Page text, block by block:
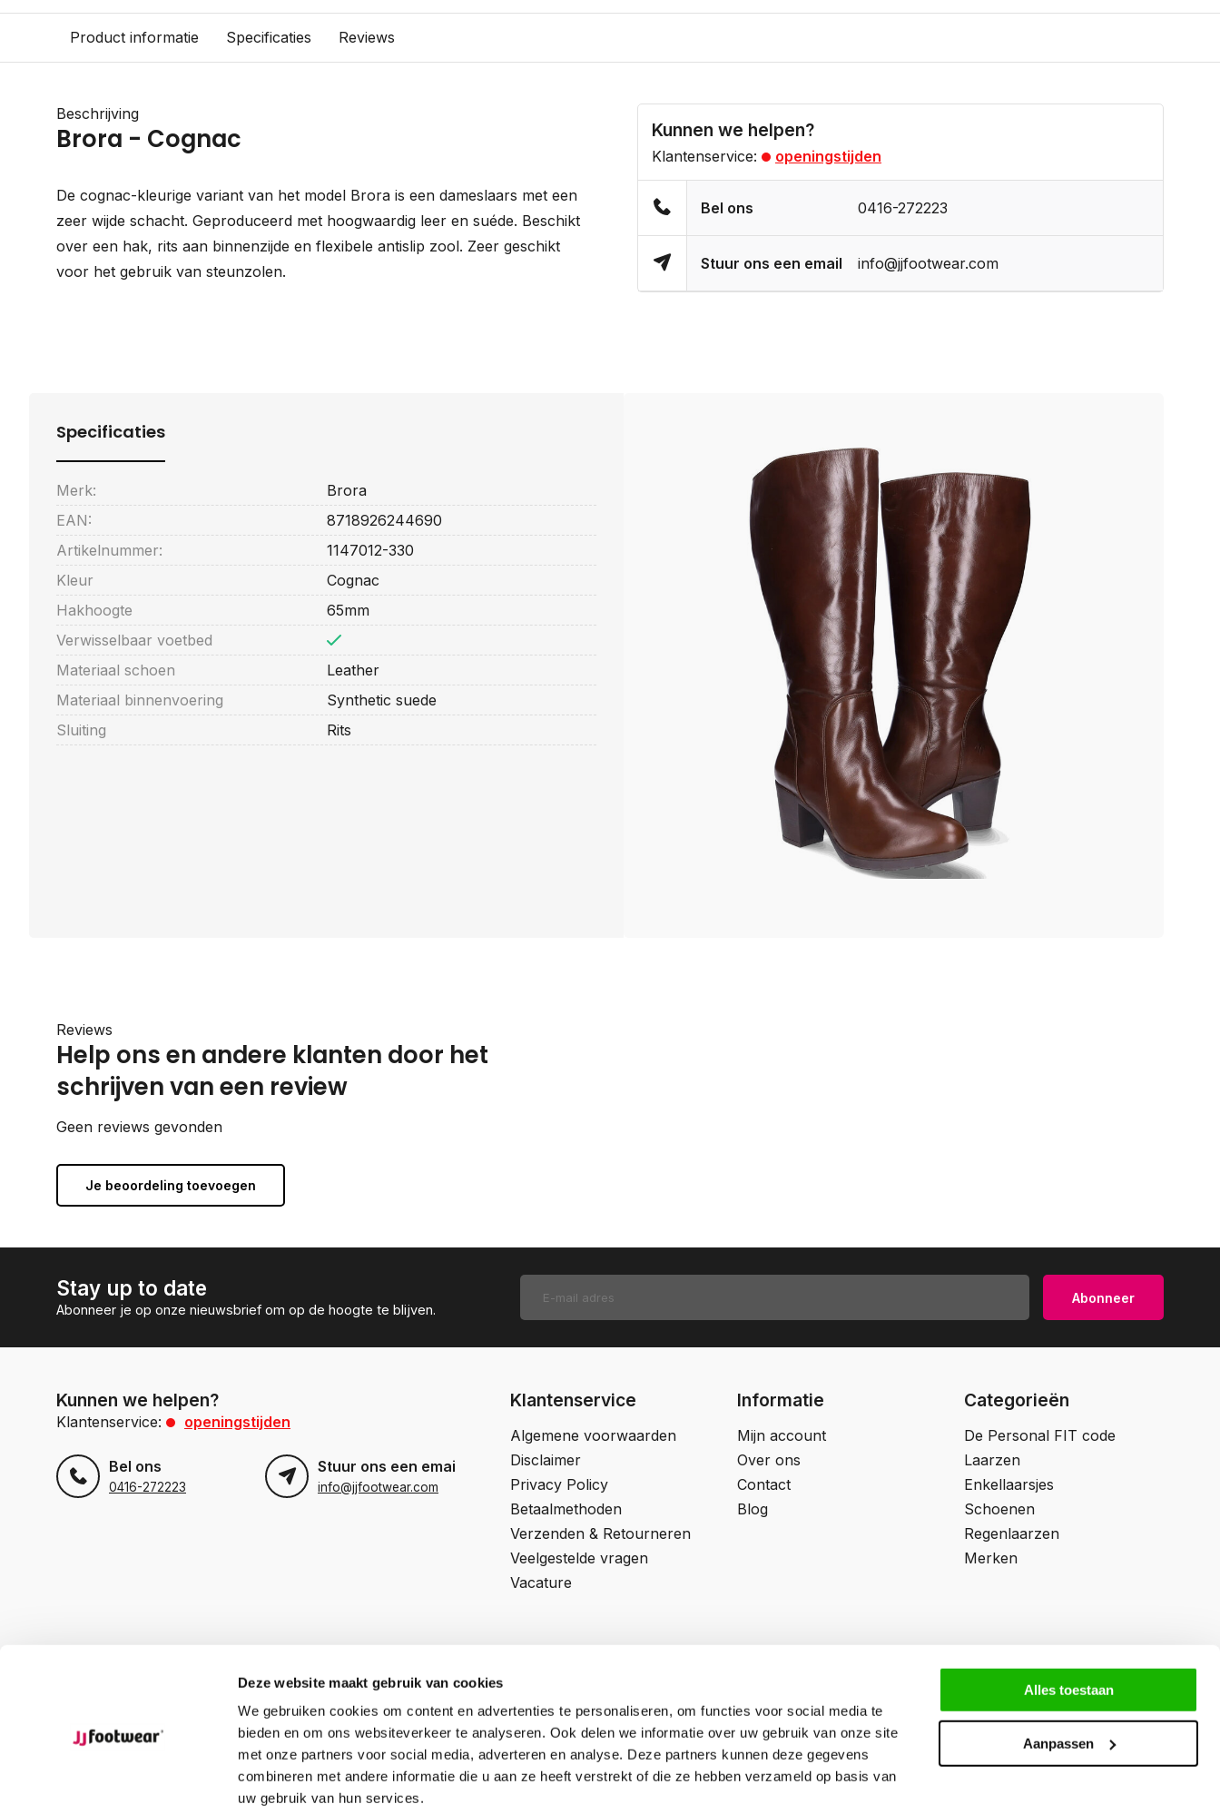
Deze website maakt gebruik van cookies
We gebruiken cookies om content en advertenties te personaliseren, om functies voor social media te
bieden en om ons websiteverkeer te analyseren. Ook delen we informatie over uw gebruik van onze site
met onze partners voor social media, adverteren en analyse. Deze partners kunnen deze gegevens
combineren met andere informatie die u aan ze heeft verstrekt of die ze hebben verzameld op basis van
uw gebruik van hun services.
Alles toestaan
Aanpassen
Product informatie Specificaties Reviews
Beschrijving
Brora - Cognac
De cognac-kleurige variant van het model Brora is een dameslaars met een
zeer wijde schacht. Geproduceerd met hoogwaardig leer en suéde. Beschikt
over een hak, rits aan binnenzijde en flexibele antislip zool. Zeer geschikt
voor het gebruik van steunzolen.
Kunnen we helpen?
Klantenservice: openingstijden
Bel ons 0416-272223
Stuur ons een email info@jjfootwear.com
Specificaties
Merk:
Brora
EAN:
8718926244690
Artikelnummer:
1147012-330
Kleur
Cognac
Hakhoogte
65mm
Verwisselbaar voetbed
Materiaal schoen
Leather
Materiaal binnenvoering
Synthetic suede
Sluiting
Rits
Reviews
Help ons en andere klanten door het
schrijven van een review
Geen reviews gevonden
Je beoordeling toevoegen
Stay up to date
Abonneer je op onze nieuwsbrief om op de hoogte te blijven.
Abonneer
Kunnen we helpen?
Klantenservice: openingstijden
Bel ons
0416-272223
Stuur ons een email
info@jjfootwear.com
Klantenservice
Algemene voorwaarden
Disclaimer
Privacy Policy
Betaalmethoden
Verzenden & Retourneren
Veelgestelde vragen
Vacature
Informatie
Mijn account
Over ons
Contact
Blog
Categorieën
De Personal FIT code
Laarzen
Enkellaarsjes
Schoenen
Regenlaarzen
Merken
Professor van 't Hoffweg 14a
5144NS, Waalwijk
KVK nummer:57927197
BTW nummer:NL852795592B01